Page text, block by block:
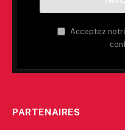
Acceptez
PARTENAIRES